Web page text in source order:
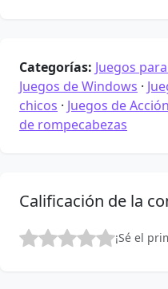
Categorías: Juegos
Juegos de Windows ·
chicos · Juegos de Acción
de rompecabezas
Calificación de la
¡Sé el